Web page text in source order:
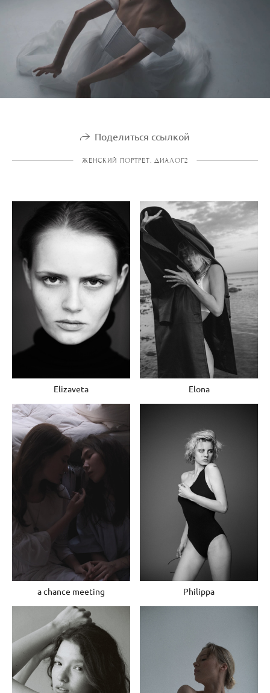
Поделиться ссылкой
ЖЕНСКИЙ ПОРТРЕТ. ДИАЛОГ2
Elizaveta Elona
a chance meeting Philippa